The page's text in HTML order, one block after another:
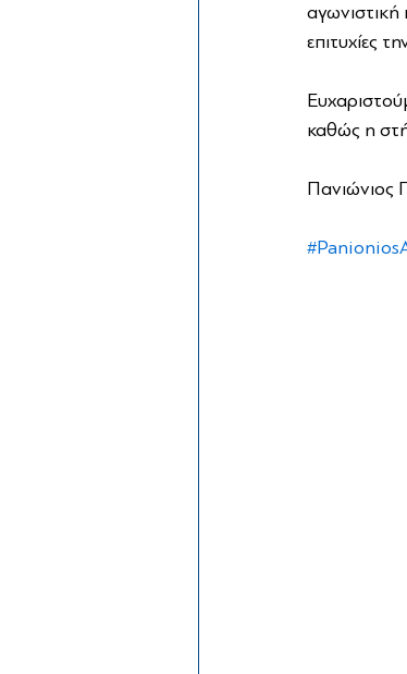
αγωνιστική
επιτυχίες
καθώς η
Πανιώνιος